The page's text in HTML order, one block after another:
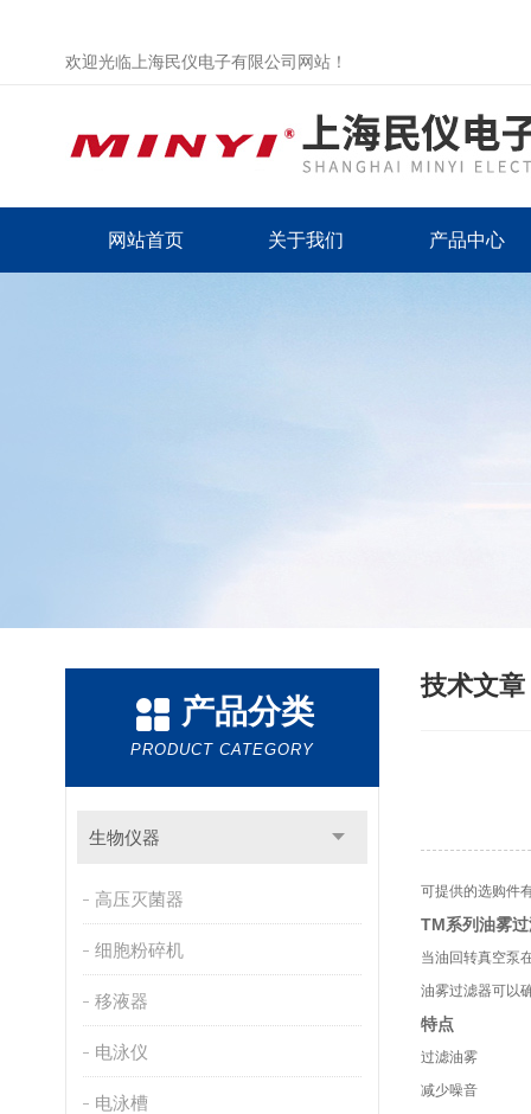
欢迎光临上海民仪电子有限公司网站！
网站首页 关于我们 产品中心
产品分类
PRODUCT CATEGORY
生物仪器
高压灭菌器
细胞粉碎机
移液器
电泳仪
电泳槽
技术文章
可提供的选购件
TM系列油雾
当油回转真空泵
油雾过滤器可以
特点
过滤油雾
减少噪音